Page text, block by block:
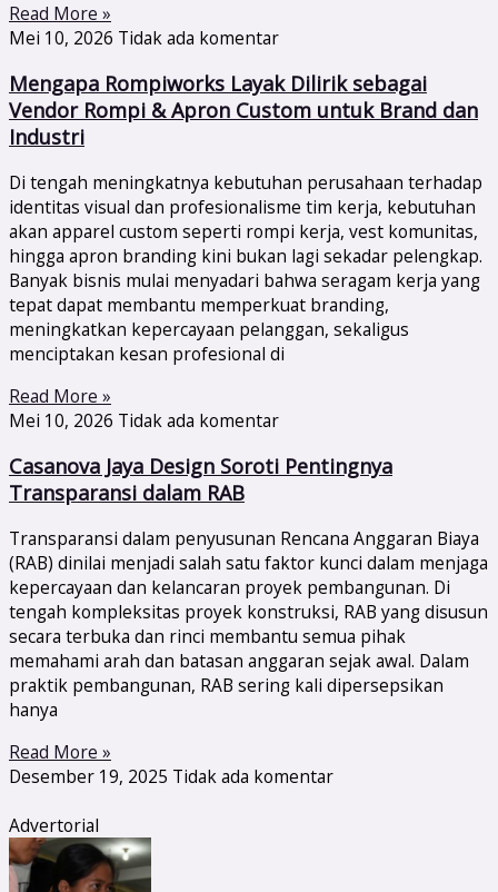
Read More »
Mei 10, 2026 Tidak ada komentar
Mengapa Rompiworks Layak Dilirik sebagai
Vendor Rompi & Apron Custom untuk Brand dan
Industri
Di tengah meningkatnya kebutuhan perusahaan terhadap
identitas visual dan profesionalisme tim kerja, kebutuhan
akan apparel custom seperti rompi kerja, vest komunitas,
hingga apron branding kini bukan lagi sekadar pelengkap.
Banyak bisnis mulai menyadari bahwa seragam kerja yang
tepat dapat membantu memperkuat branding,
meningkatkan kepercayaan pelanggan, sekaligus
menciptakan kesan profesional di
Read More »
Mei 10, 2026 Tidak ada komentar
Casanova Jaya Design Soroti Pentingnya
Transparansi dalam RAB
Transparansi dalam penyusunan Rencana Anggaran Biaya
(RAB) dinilai menjadi salah satu faktor kunci dalam menjaga
kepercayaan dan kelancaran proyek pembangunan. Di
tengah kompleksitas proyek konstruksi, RAB yang disusun
secara terbuka dan rinci membantu semua pihak
memahami arah dan batasan anggaran sejak awal. Dalam
praktik pembangunan, RAB sering kali dipersepsikan
hanya
Read More »
Desember 19, 2025 Tidak ada komentar
Advertorial